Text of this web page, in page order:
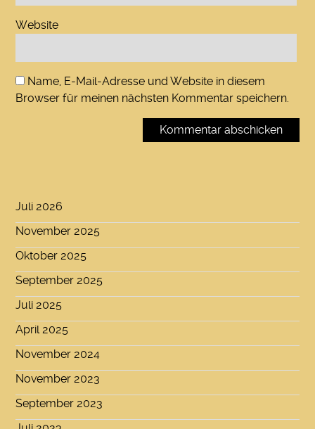
Website
Name, E-Mail-Adresse und Website in diesem
Browser für meinen nächsten Kommentar speichern.
Juli 2026
November 2025
Oktober 2025
September 2025
Juli 2025
April 2025
November 2024
November 2023
September 2023